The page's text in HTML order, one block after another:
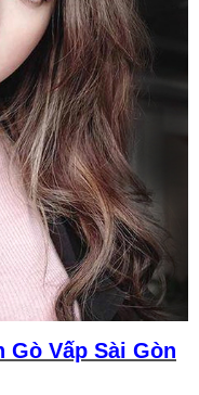
Gò Vấp Sài Gòn